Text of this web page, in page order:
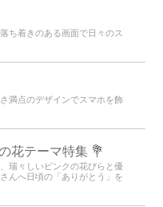
ち着きのある画面で日々のス
満点のデザインでスマホを飾
花テーマ特集 💐
瑞々しいピンクの花びらと優
んへ日頃の「ありがとう」を